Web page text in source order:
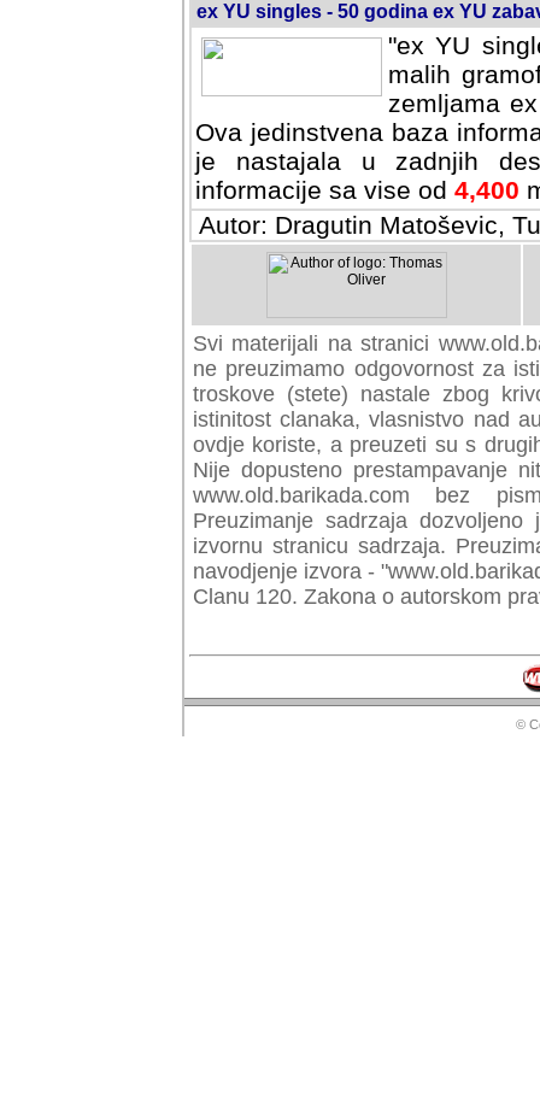
ex YU singles - 50 godina ex YU
"ex YU
malih
zemljama
Ova jedinstvena baza
je nastajala u zadnjih
informacije sa vise od 4,400
Autor: Dragutin Matoševic,
Svi materijali na stranici
preuzimamo odgovornost za
troskove (stete) nastale zbog
istinitost clanaka, vlasnistvo nad
ovdje koriste, a preuzeti su s
Nije dopusteno prestampavanje
www.old.barikada.com bez
Preuzimanje sadrzaja
izvornu stranicu sadrzaja.
navodjenje izvora -
Clanu 120. Zakona o autorskom
©